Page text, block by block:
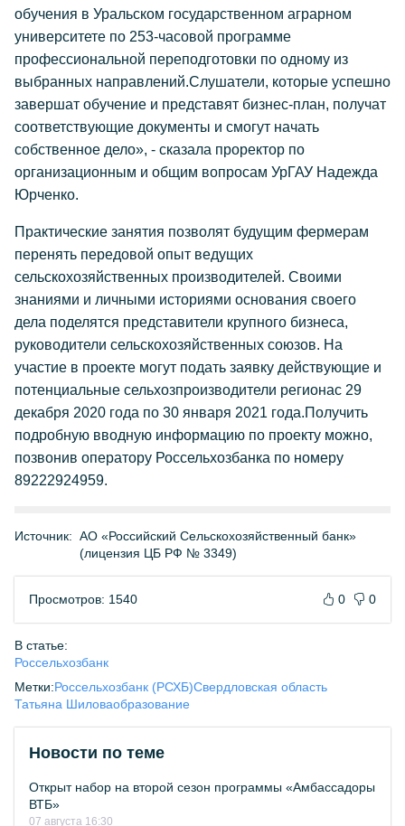
обучения в Уральском государственном аграрном
университете по 253-часовой программе
профессиональной переподготовки по одному из
выбранных направлений.Слушатели, которые успешно
завершат обучение и представят бизнес-план, получат
соответствующие документы и смогут начать
собственное дело», - сказала проректор по
организационным и общим вопросам УрГАУ Надежда
Юрченко.
Практические занятия позволят будущим фермерам
перенять передовой опыт ведущих
сельскохозяйственных производителей. Своими
знаниями и личными историями основания своего
дела поделятся представители крупного бизнеса,
руководители сельскохозяйственных союзов. На
участие в проекте могут подать заявку действующие и
потенциальные сельхозпроизводители регионас 29
декабря 2020 года по 30 января 2021 года.Получить
подробную вводную информацию по проекту можно,
позвонив оператору Россельхозбанка по номеру
89222924959.
Источник: АО «Российский Сельскохозяйственный банк»
(лицензия ЦБ РФ № 3349)
Просмотров: 1540 0 0
В статье:
Россельхозбанк
Метки:Россельхозбанк (РСХБ)Свердловская область
Татьяна Шиловаобразование
Новости по теме
Открыт набор на второй сезон программы «Амбассадоры
ВТБ»
07 августа 16:30